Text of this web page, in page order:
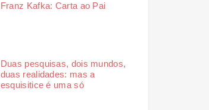
Franz Kafka: Carta ao Pai
Duas pesquisas, dois mundos,
duas realidades: mas a
esquisitice é uma só